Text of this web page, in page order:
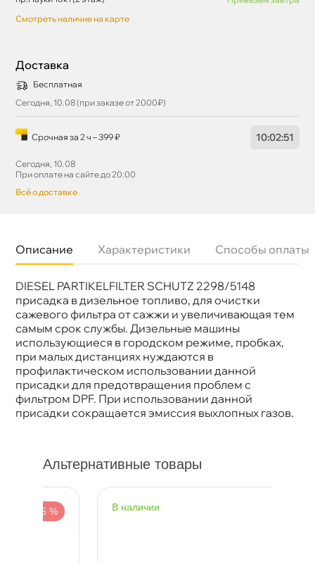
Смотреть наличие на карте
Доставка
Бесплатная
Сегодня, 10.08 (при заказе от 2000₽)
Срочная за 2 ч – 399 ₽ 10:02:51
Сегодня, 10.08
При оплате на сайте до 20:00
сё о доставке
Описание Характеристики Способы оплаты
DIESEL PARTIKELFILTER SCHUTZ 2298/5148
присадка в дизельное топливо, для очистки
сажевого фильтра от сажжи и увеличивающая тем
самым срок службы. Дизельные машины
использующиеся в городском режиме, пробках,
при малых дистанциях нуждаются
профилактическом использовании данной
присадки для предотвращения проблем с
фильтром DPF. При использовании данной
присадки сокращается эмиссия выхлопных газов.
Назначение
Присадки в топливо Дизель
Объем
0.25л
Артикул
2298/5148/2146/2650
Альтернативные товары
наличии